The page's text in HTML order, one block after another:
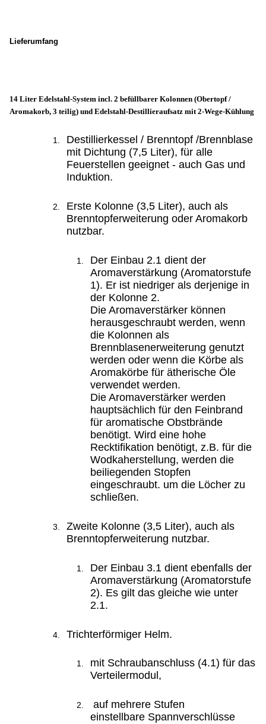
Lieferumfang
14 Liter Edelstahl-System incl. 2 befüllbarer Kolonnen (Obertopf /
Aromakorb, 3 teilig) und Edelstahl-Destillieraufsatz mit 2-Wege-Kühlung
Destillierkessel / Brenntopf /Brennblase
mit Dichtung (7,5 Liter), für alle
Feuerstellen geeignet - auch Gas und
Induktion.
Erste Kolonne (3,5 Liter), auch als
Brenntopferweiterung oder Aromakorb
nutzbar.
Der Einbau 2.1 dient der
Aromaverstärkung (Aromatorstufe
1). Er ist niedriger als derjenige in
der Kolonne 2.
Die Aromaverstärker können
herausgeschraubt werden, wenn
die Kolonnen als
Brennblasenerweiterung genutzt
werden oder wenn die Körbe als
Aromakörbe für ätherische Öle
verwendet werden.
Die Aromaverstärker werden
hauptsächlich für den Feinbrand
für aromatische Obstbrände
benötigt. Wird eine hohe
Recktifikation benötigt, z.B. für die
Wodkaherstellung, werden die
beiliegenden Stopfen
eingeschraubt. um die Löcher zu
schließen.
Zweite Kolonne (3,5 Liter), auch als
Brenntopferweiterung nutzbar.
Der Einbau 3.1 dient ebenfalls der
Aromaverstärkung (Aromatorstufe
2). Es gilt das gleiche wie unter
2.1.
Trichterförmiger Helm.
mit Schraubanschluss (4.1) für das
Verteilermodul,
auf mehrere Stufen
einstellbare Spannverschlüsse